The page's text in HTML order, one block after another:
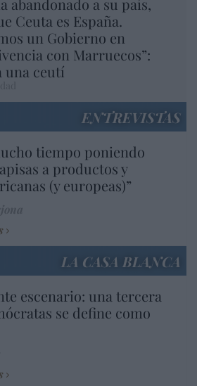
abandonado a su país,
Ceuta es España.
un Gobierno en
con Marruecos”:
una ceutí
ENTREVISTAS
tiempo poniendo
a productos y
(y europeas)”
LA CASA BLANCA
escenario: una tercera
se define como